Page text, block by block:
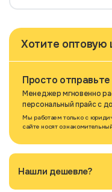
Хотите оптовую
Просто отправьте
Менеджер мгновенно
персональный прайс с
Мы работаем только с
сайте носят
Нашли дешевле?